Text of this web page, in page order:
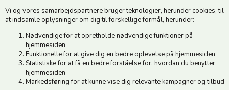
Vi og vores samarbejdspartnere bruger teknologier, herunder cookies, til
at indsamle oplysninger om dig til forskellige formål, herunder:
Nødvendige for at opretholde nødvendige funktioner på
hjemmesiden
Funktionelle for at give dig en bedre oplevelse på hjemmesiden
Statistiske for at få en bedre forståelse for, hvordan du benytter
hjemmesiden
Markedsføring for at kunne vise dig relevante kampagner og tilbud
CVR 49879415 Mailvedstedmoelle@post.tele.dk
Åbningstider: Man-Fre 9.00-17.00 | Middagslukket 12.00-12.30 |
Lørdag 9.00-12.00
Hold dig opdateret